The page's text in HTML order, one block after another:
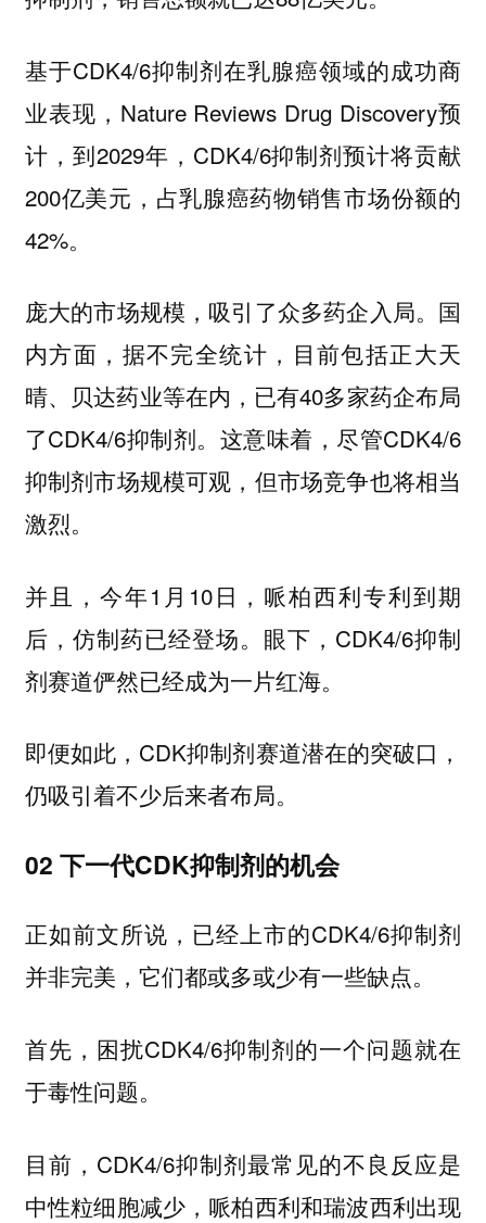
基于CDK4/6抑制剂在乳腺癌领域的成功商
业表现，Nature Reviews Drug Discovery预
计，到2029年，CDK4/6抑制剂预计将贡献
200亿美元，占乳腺癌药物销售市场份额的
42%。
庞大的市场规模，吸引了众多药企入局。国
内方面，据不完全统计，目前包括正大天
晴、贝达药业等在内，已有40多家药企布局
了CDK4/6抑制剂。这意味着，尽管CDK4/6
抑制剂市场规模可观，但市场竞争也将相当
激烈。
并且，今年1月10日，哌柏西利专利到期
后，仿制药已经登场。眼下，CDK4/6抑制
剂赛道俨然已经成为一片红海。
即便如此，CDK抑制剂赛道潜在的突破口，
仍吸引着不少后来者布局。
02 下一代CDK抑制剂的机会
正如前文所说，已经上市的CDK4/6抑制剂
并非完美，它们都或多或少有一些缺点。
首先，困扰CDK4/6抑制剂的一个问题就在
于毒性问题。
目前，CDK4/6抑制剂最常见的不良反应是
中性粒细胞减少，哌柏西利和瑞波西利出现